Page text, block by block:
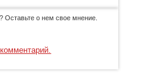
Оставьте о нем свое мнение.